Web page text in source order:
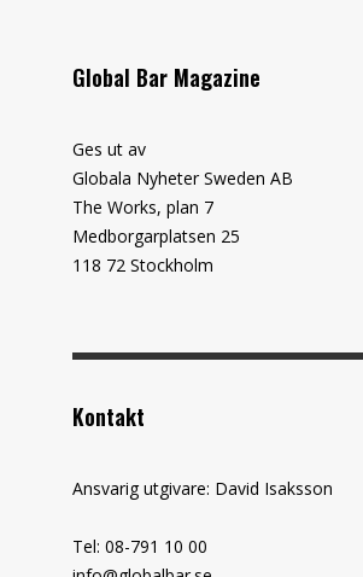
Global Bar Magazine
Ges ut av
Globala Nyheter Sweden AB
The Works, plan 7
Medborgarplatsen 25
118 72 Stockholm
Kontakt
Ansvarig utgivare: David Isaksson
Tel: 08-791 10 00